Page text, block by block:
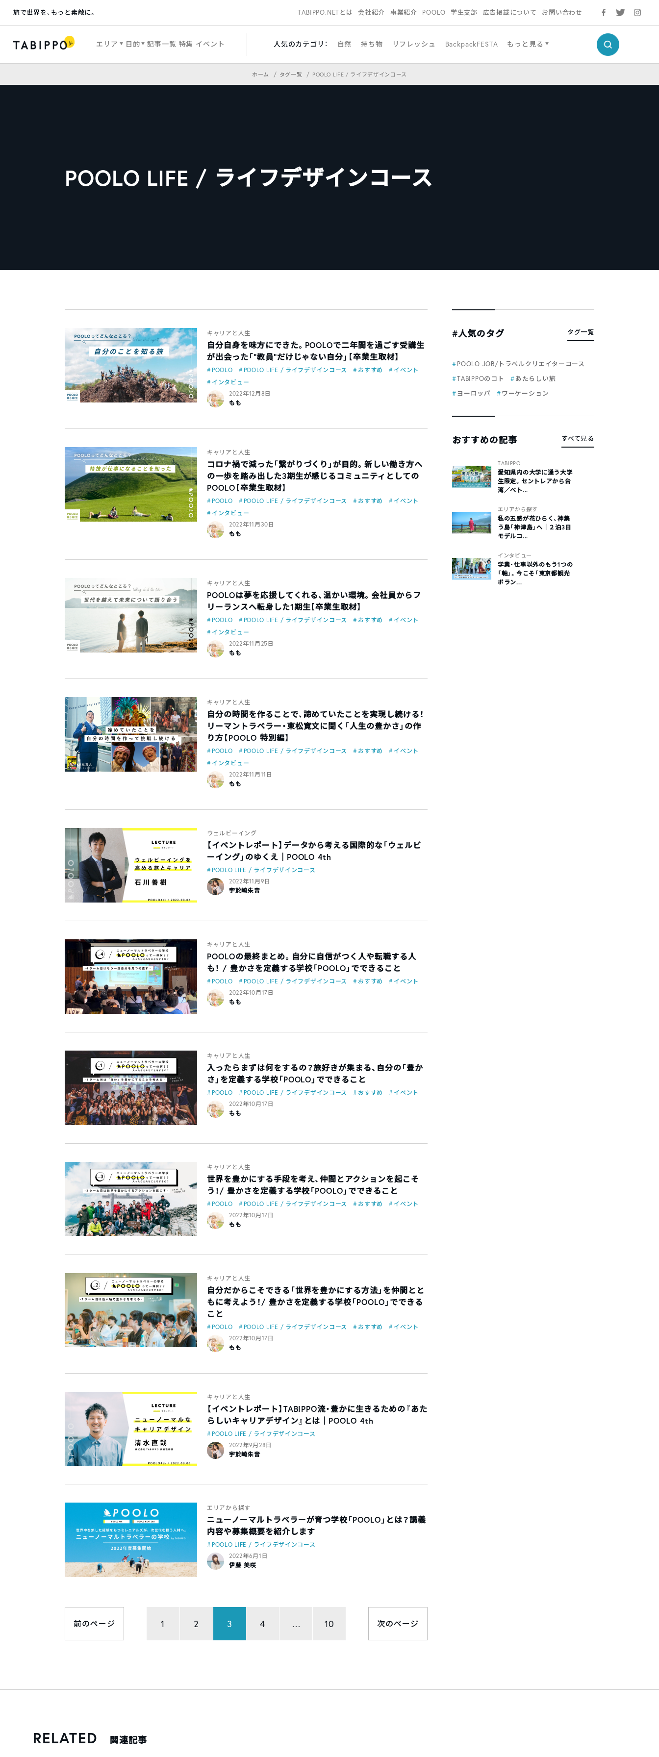
旅で世界を、もっと素敵に。 TABIPPO.NETとは 会社紹介 事業紹介 POOLO 学生支部 広告掲載について お問い合わせ
エリア 目的 記事一覧 特集 イベント 人気のカテゴリ： 自然 持ち物 リフレッシュ BackpackFESTA もっと見る
ホーム タグ一覧 POOLO LIFE / ライフデザインコース
POOLO LIFE / ライフデザインコース
キャリアと人生
自分自身を味方にできた。POOLOで二年間を過ごす受講生
が出会った「“教員”だけじゃない自分」【卒業生取材】
POOLO POOLO LIFE / ライフデザインコース おすすめ
イベント
インタビュー
2022年12月8日
もも
キャリアと人生
コロナ禍で減った「繋がりづくり」が目的。新しい働き方へ
の一歩を踏み出した3期生が感じるコミュニティとしての
POOLO【卒業生取材】
POOLO POOLO LIFE / ライフデザインコース おすすめ
イベント
インタビュー
2022年11月30日
もも
キャリアと人生
POOLOは夢を応援してくれる、温かい環境。会社員からフ
リーランスへ転身した1期生【卒業生取材】
POOLO POOLO LIFE / ライフデザインコース おすすめ
イベント
インタビュー
2022年11月25日
もも
キャリアと人生
自分の時間を作ることで、諦めていたことを実現し続ける！
リーマントラベラー・東松寛文に聞く「人生の豊かさ」の作
り方【POOLO 特別編】
POOLO POOLO LIFE / ライフデザインコース おすすめ
イベント
インタビュー
2022年11月11日
もも
ウェルビーイング
【イベントレポート】データから考える国際的な「ウェルビ
ーイング」のゆくえ｜POOLO 4th
POOLO LIFE / ライフデザインコース
2022年11月9日
宇於崎朱音
キャリアと人生
POOLOの最終まとめ。自分に自信がつく人や転職する人
も！ / 豊かさを定義する学校「POOLO」でできること
POOLO POOLO LIFE / ライフデザインコース おすすめ
イベント
2022年10月17日
もも
キャリアと人生
入ったらまずは何をするの？旅好きが集まる、自分の「豊か
さ」を定義する学校「POOLO」でできること
POOLO POOLO LIFE / ライフデザインコース おすすめ
イベント
2022年10月17日
もも
キャリアと人生
世界を豊かにする手段を考え、仲間とアクションを起こそ
う！/ 豊かさを定義する学校「POOLO」でできること
POOLO POOLO LIFE / ライフデザインコース おすすめ
イベント
2022年10月17日
もも
キャリアと人生
自分だからこそできる「世界を豊かにする方法」を仲間とと
もに考えよう！/ 豊かさを定義する学校「POOLO」でできる
こと
POOLO POOLO LIFE / ライフデザインコース おすすめ
イベント
2022年10月17日
もも
キャリアと人生
【イベントレポート】TABIPPO流・豊かに生きるための『あた
らしいキャリアデザイン』とは｜POOLO 4th
POOLO LIFE / ライフデザインコース
2022年9月28日
宇於崎朱音
エリアから探す
ニューノーマルトラベラーが育つ学校「POOLO」とは？講義
内容や募集概要を紹介します
POOLO LIFE / ライフデザインコース
2022年6月1日
伊藤 美咲
前のページ 1 2 3 4 … 10 次のページ
#人気のタグ タグ一覧
POOLO JOB/トラベルクリエイターコース
TABIPPOのコト
あたらしい旅
ヨーロッパ
ワーケーション
おすすめの記事 すべて見る
TABIPPO
愛知県内の大学に通う大学
生限定。セントレアから台
湾／ベト...
エリアから探す
私の五感が花ひらく、神集
う島「神津島」へ｜２泊3日
モデルコ...
インタビュー
学業・仕事以外のもう1つの
「軸」。今こそ「東京都観光
ボラン...
RELATED 関連記事